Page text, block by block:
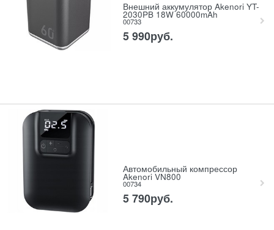
Внешний аккумулятор Akenori YT-
2030PB 18W 60000mAh
00733
5 990руб.
Автомобильный компрессор
Akenori VN800
00734
5 790руб.